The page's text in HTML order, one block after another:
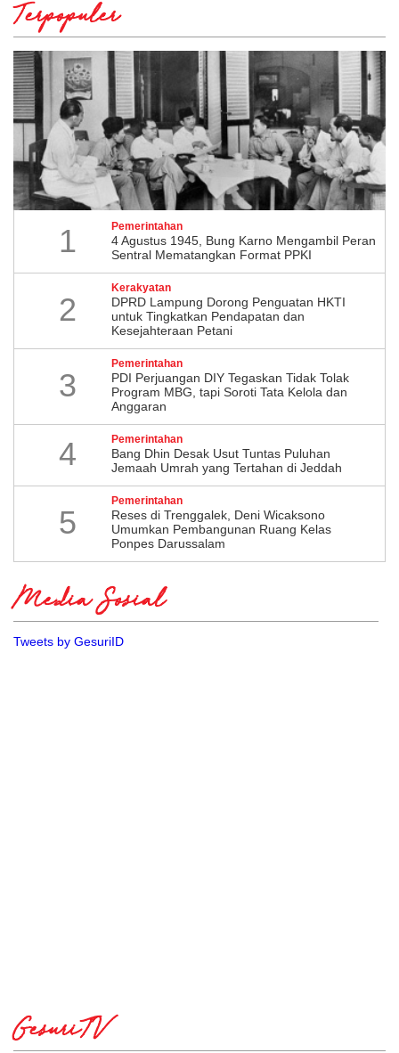
Terpopuler
1 Pemerintahan
4 Agustus 1945, Bung Karno Mengambil Peran
Sentral Mematangkan Format PPKI
2
Kerakyatan
DPRD Lampung Dorong Penguatan HKTI
untuk Tingkatkan Pendapatan dan
Kesejahteraan Petani
3
Pemerintahan
PDI Perjuangan DIY Tegaskan Tidak Tolak
Program MBG, tapi Soroti Tata Kelola dan
Anggaran
4 Pemerintahan
Bang Dhin Desak Usut Tuntas Puluhan
Jemaah Umrah yang Tertahan di Jeddah
5
Pemerintahan
​Reses di Trenggalek, Deni Wicaksono
Umumkan Pembangunan Ruang Kelas
Ponpes Darussalam
Media Sosial
Tweets by GesuriID
GesuriTV